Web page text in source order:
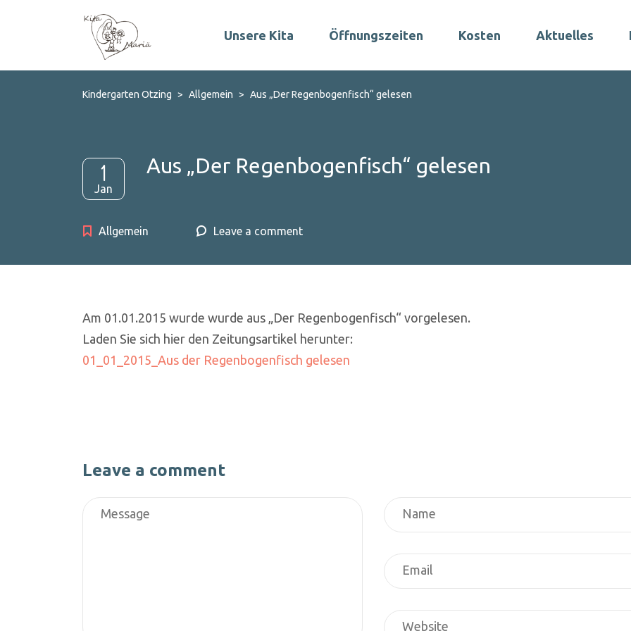
Unsere Kita Öffnungszeiten Kosten Aktuelles
Kindergarten Otzing > Allgemein > Aus „Der Regenbogenfisch“ gelesen
1
Jan
Aus „Der Regenbogenfisch“ gelesen
Allgemein Leave a comment
Am 01.01.2015 wurde wurde aus „Der Regenbogenfisch“ vorgelesen.
Laden Sie sich hier den Zeitungsartikel herunter:
01_01_2015_Aus der Regenbogenfisch gelesen
Leave a comment